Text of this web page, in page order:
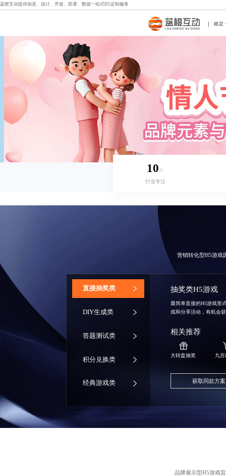
蓝橙互动提供创意、设计、开发、部署、数据一站式H5定制 服务
稳定
10年
行业专注
营销转化型H5游戏
‌直接抽奖类
DIY生成类
答题测试类
积分兑换类
经典游戏类
抽奖类H5游戏
最简单直接的H5游戏形
戏和分享活动，有机会
相关推荐
大转盘抽奖 九
获取同款方案
品牌展示型H5游戏